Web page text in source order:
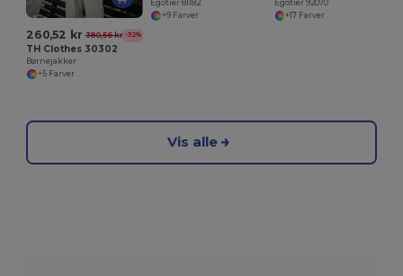
260,52 kr 380,56 kr -32%
TH Clothes 30302
Børnejakker
+5 Farver
Egotier 81182
+9 Farver
Egotier 92070
+17 Farver
Vis alle